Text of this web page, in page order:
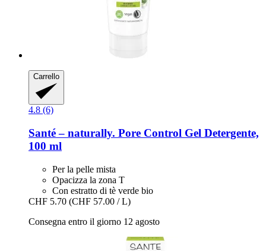
Carrello
4.8 (6)
Santé – naturally. Pore Control Gel Detergente,
100 ml
Per la pelle mista
Opacizza la zona T
Con estratto di tè verde bio
CHF 5.70 (CHF 57.00 / L)
Consegna entro il giorno 12 agosto